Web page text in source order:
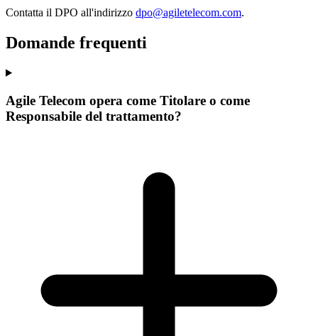
Contatta il DPO all'indirizzo dpo@agiletelecom.com.
Domande frequenti
Agile Telecom opera come Titolare o come
Responsabile del trattamento?